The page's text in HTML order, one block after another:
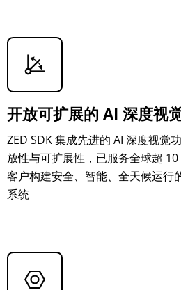
开放可扩展的 AI 深度视
ZED SDK 集成先进的 AI 深度视觉
放性与可扩展性，已服务全球超
客户构建安全、智能、全天候运行
系统